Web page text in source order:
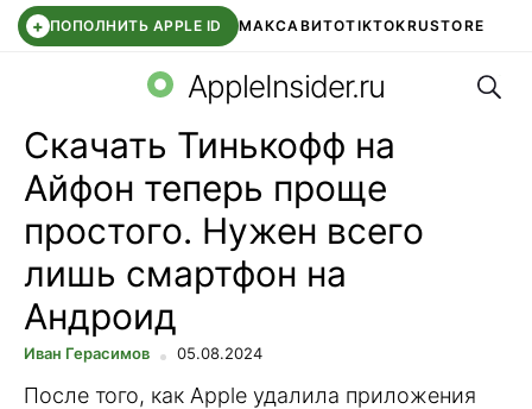
+ ПОПОЛНИТЬ APPLE ID МАКСАВИТОTIKTOKRUSTORE
WB КЛУБIOS 26.6 APPLE ID
AppleInsider.ru
Скачать Тинькофф на
Айфон теперь проще
простого. Нужен всего
лишь смартфон на
Андроид
Иван Герасимов 05.08.2024
После того, как Apple удалила приложения